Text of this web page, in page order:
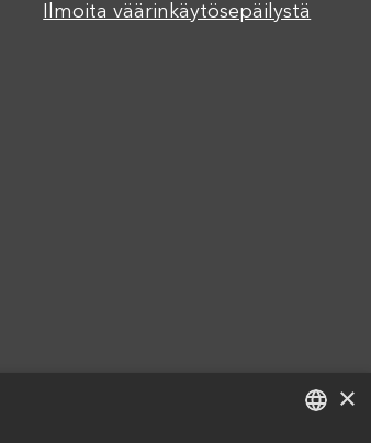
Ilmoita väärinkäytösepäilystä
×